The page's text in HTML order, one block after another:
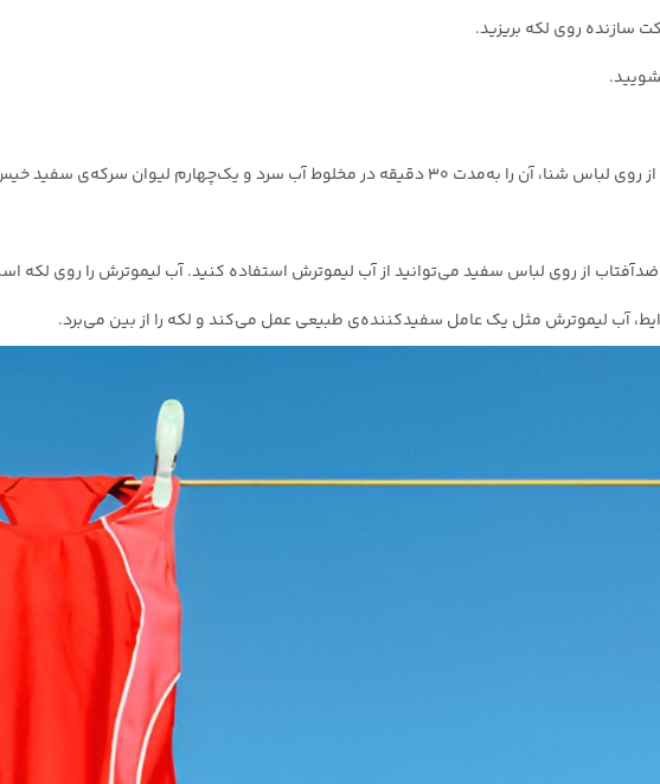
سازنده روی لکه بریزید.
برای از بین بردن لک ضد‌آفتاب از روی لباس شنا، آن را به‌مدت ۳۰ دقیقه در مخلوط آب سرد و
از روی لباس سفید می‌توانید از آب لیموترش استفاده کنید. آب لیموترش را روی لکه
آب لیموترش مثل یک عامل سفید‌کننده‌ی طبیعی عمل می‌کند و لکه را از بین می‌برد.